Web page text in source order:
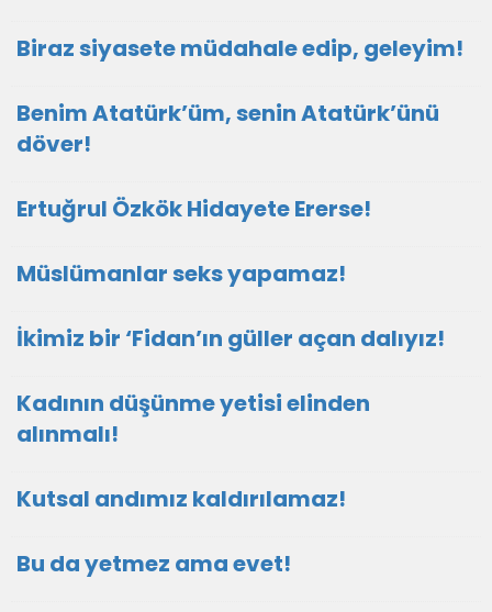
Biraz siyasete müdahale edip, geleyim!
Benim Atatürk’üm, senin Atatürk’ünü
döver!
Ertuğrul Özkök Hidayete Ererse!
Müslümanlar seks yapamaz!
İkimiz bir ‘Fidan’ın güller açan dalıyız!
Kadının düşünme yetisi elinden
alınmalı!
Kutsal andımız kaldırılamaz!
Bu da yetmez ama evet!